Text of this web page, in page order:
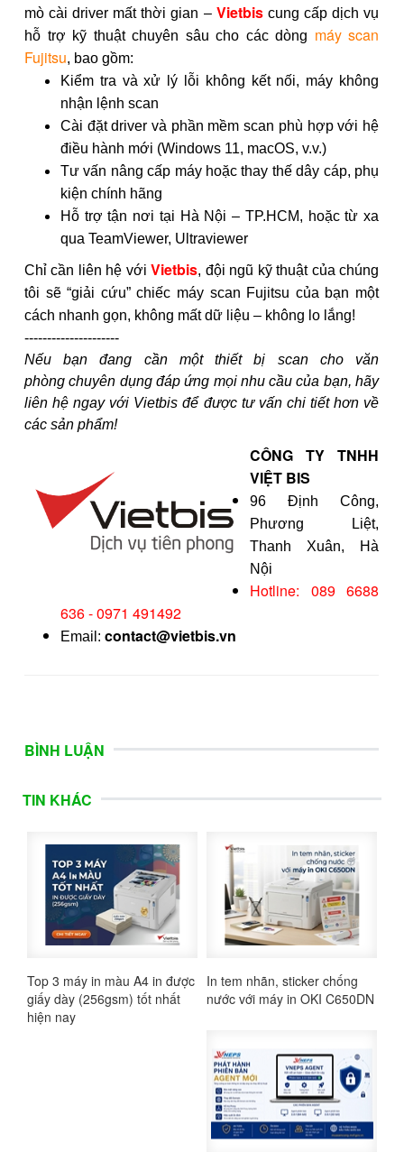
mò cài driver mất thời gian – Vietbiscung cấp dịch vụ
hỗ trợ kỹ thuật chuyên sâu cho các dòng máy scan
Fujitsu, bao gồm:
Kiểm tra và xử lý lỗi không kết nối, máy không
nhận lệnh scan
Cài đặt driver và phần mềm scan phù hợp với hệ
điều hành mới (Windows 11, macOS, v.v.)
Tư vấn nâng cấp máy hoặc thay thế dây cáp, phụ
kiện chính hãng
Hỗ trợ tận nơi tại Hà Nội – TP.HCM, hoặc từ xa
qua TeamViewer, Ultraviewer
Chỉ cần liên hệ vớiVietbis, đội ngũ kỹ thuật của chúng
tôi sẽ “giải cứu” chiếc máy scan Fujitsu của bạn một
cách nhanh gọn, không mất dữ liệu – không lo lắng!
---------------------
Nếu bạn đang cần một thiết bị scan cho văn
phòng chuyên dụng đáp ứng mọi nhu cầu của bạn, hãy
liên hệ ngay với Vietbis để được tư vấn chi tiết hơn về
các sản phẩm!
CÔNG TY TNHH
VIỆT BIS
96 Định Công,
Phương Liệt,
Thanh Xuân, Hà
Nội
Hotline: 089 6688
636 - 0971 491492
Email: contact@vietbis.vn
BÌNH LUẬN
TIN KHÁC
Top 3 máy in màu A4 in được
giấy dày (256gsm) tốt nhất
hiện nay
In tem nhãn, sticker chống
nước với máy in OKI C650DN